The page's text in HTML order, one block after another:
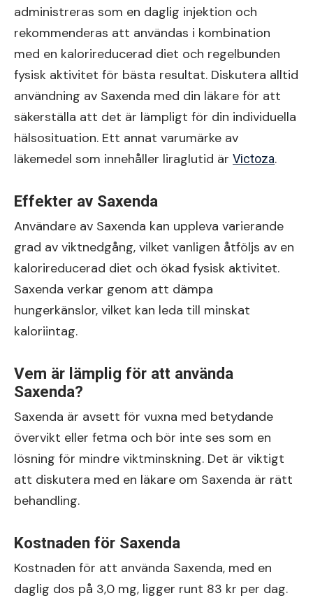
administreras som en daglig injektion och
rekommenderas att användas i kombination
med en kalorireducerad diet och regelbunden
fysisk aktivitet för bästa resultat. Diskutera alltid
användning av Saxenda med din läkare för att
säkerställa att det är lämpligt för din individuella
hälsosituation. Ett annat varumärke av
läkemedel som innehåller liraglutid är Victoza.
Effekter av Saxenda
Användare av Saxenda kan uppleva varierande
grad av viktnedgång, vilket vanligen åtföljs av en
kalorireducerad diet och ökad fysisk aktivitet.
Saxenda verkar genom att dämpa
hungerkänslor, vilket kan leda till minskat
kaloriintag.
Vem är lämplig för att använda
Saxenda?
Saxenda är avsett för vuxna med betydande
övervikt eller fetma och bör inte ses som en
lösning för mindre viktminskning. Det är viktigt
att diskutera med en läkare om Saxenda är rätt
behandling.
Kostnaden för Saxenda
Kostnaden för att använda Saxenda, med en
daglig dos på 3,0 mg, ligger runt 83 kr per dag.